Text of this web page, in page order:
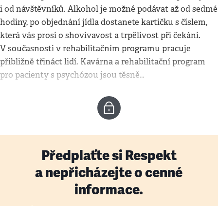
i od návštěvníků. Alkohol je možné podávat až od sedmé
hodiny, po objednání jídla dostanete kartičku s číslem,
která vás prosí o shovívavost a trpělivost při čekání.
V současnosti v rehabilitačním programu pracuje
přibližně třináct lidí. Kavárna a rehabilitační program
pro pacienty s psychózou jsou těsně…
Předplaťte si Respekt
a nepřicházejte o cenné
informace.